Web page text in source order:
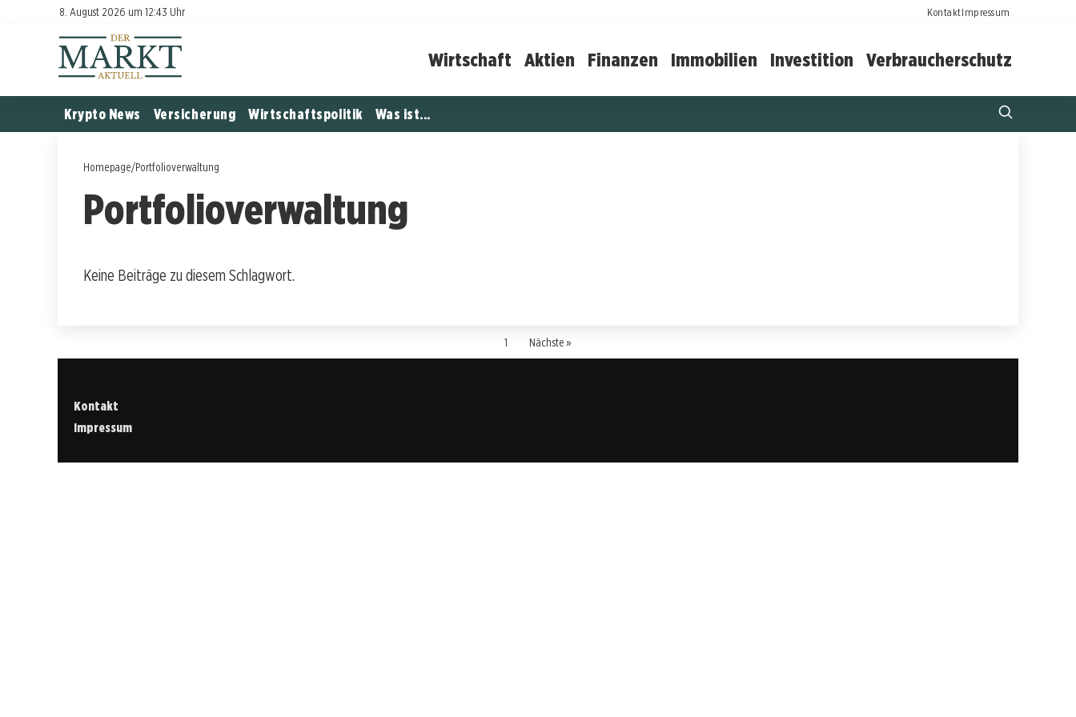
8. August 2026 um 12:43 Uhr KontaktImpressum
Wirtschaft Aktien Finanzen Immobilien Investition Verbraucherschutz
Krypto News Versicherung Wirtschaftspolitik Was ist...
Homepage/Portfolioverwaltung
Portfolioverwaltung
Keine Beiträge zu diesem Schlagwort.
1 Nächste »
Kontakt
Impressum